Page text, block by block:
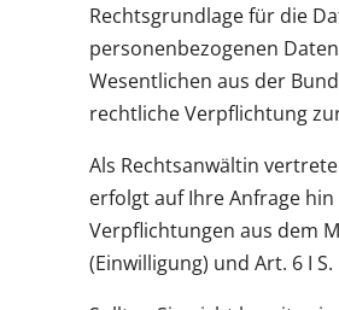
Rechtsgrundlage für die
personenbezogenen
Wesentlichen aus der
rechtliche Verpflichtung
Als Rechtsanwältin
erfolgt auf Ihre Anfrage
Verpflichtungen aus dem
(Einwilligung) und Art. 6 I